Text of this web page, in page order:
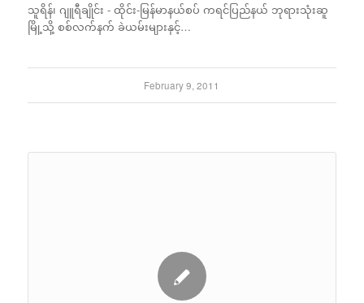
သူရိန်၊ ဂျူရီချိုင်း - ထိုင်း-မြန်မာနယ်စပ် ကရင်ပြည်နယ် ဘုရားသုံးဆူ
မြို့သို့ စစ်လက်နက် ခဲယမ်းများနှင့်…
February 9, 2011